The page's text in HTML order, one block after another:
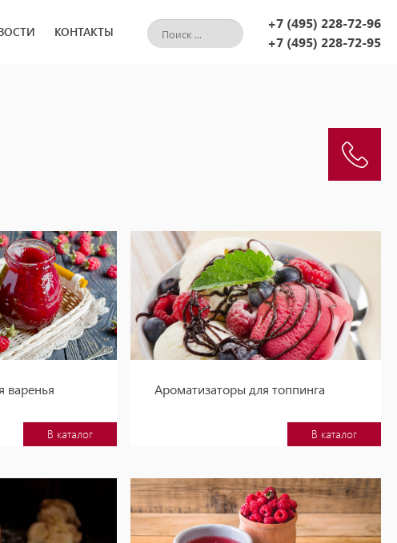
КОНТАКТЫ
+7 (495) 228-72-96
+7 (495) 228-72-95
варенья
В каталог
Ароматизаторы для топпинга
В каталог